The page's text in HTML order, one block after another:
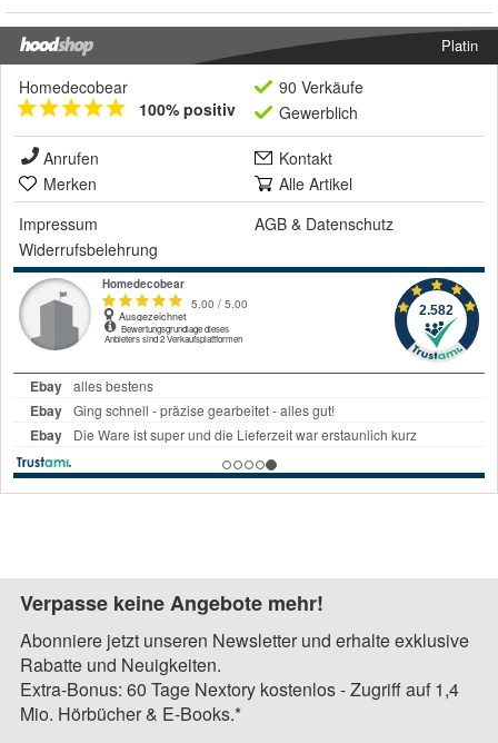
Platin
Homedecobear
100% positiv
90 Verkäufe
Gewerblich
Anrufen
Kontakt
Merken
Alle Artikel
Impressum
AGB & Datenschutz
Widerrufsbelehrung
Verpasse keine Angebote mehr!
Abonniere jetzt unseren Newsletter und erhalte exklusive
Rabatte und Neuigkeiten.
Extra-Bonus: 60 Tage Nextory kostenlos - Zugriff auf 1,4
Mio. Hörbücher & E-Books.*